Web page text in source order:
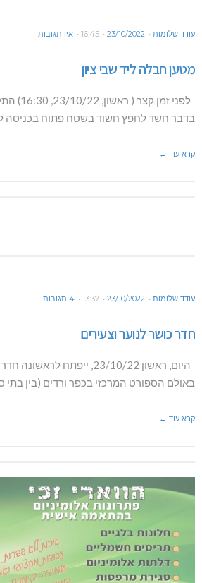
עודד שלומות 23/10/2022
16:45 אין תגובות
מטען חבלה ליד שבי ציון
לפני זמן
בדבר חשד לחפץ חשוד בשטח פתוח בכניסה
קרא עוד ←
עודד שלומות 23/10/2022
13:37 4 תגובות
חדר כושר לנוער וצעירים
היום, ראשון 23/10/22, ייפתח
באולם הספורט המרכזי בכפר ורדים (בין בתי
קרא עוד ←